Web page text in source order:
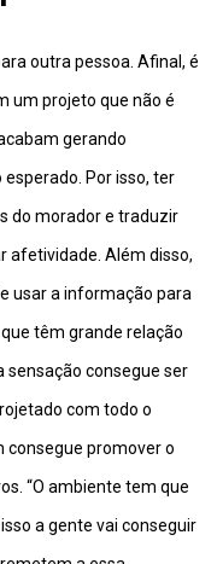
outra pessoa. Afinal, é
um projeto que não é
gerando
Por isso, ter
do morador e traduzir
afetividade. Além disso,
usar a informação para
têm grande relação
sensação consegue ser
com todo o
consegue promover o
“O ambiente tem que
a gente vai conseguir